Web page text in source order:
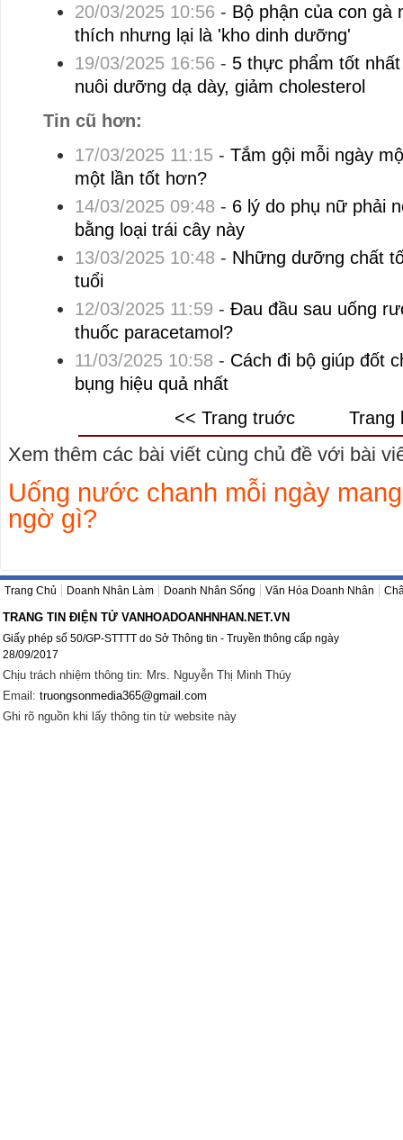
20/03/2025 10:56 - Bộ phận của con gà
thích nhưng lại là 'kho dinh dưỡng'
19/03/2025 16:56 - 5 thực phẩm tốt
nuôi dưỡng dạ dày, giảm cholesterol
Tin cũ hơn:
17/03/2025 11:15- Tắm gội mỗi ngày
một lần tốt hơn?
14/03/2025 09:48 - 6 lý do phụ nữ phải
bằng loại trái cây này
13/03/2025 10:48 - Những dưỡng chất
tuổi
12/03/2025 11:59 - Đau đầu sau uống
thuốc paracetamol?
11/03/2025 10:58 - Cách đi bộ giúp đốt
bụng hiệu quả nhất
<< Trang truớc
Trang
Xem thêm các bài viết cùng chủ đề với bài
Uống nước chanh mỗi ngày
ngờ gì?
Trang Chủ Doanh Nhân Làm Doanh Nhân Sống Văn Hóa Doanh Nhân
TRANG TIN ĐIỆN TỬ VANHOADOANHNHAN.NET.VN
Giấy phép số 50/GP-STTTT do Sở Thông tin - Truyền thông cấp ngày
28/09/2017
Chịu trách nhiệm thông tin: Mrs. Nguyễn Thị Minh Thúy
Email: truongsonmedia365@gmail.com
Ghi rõ nguồn khi lấy thông tin từ website này